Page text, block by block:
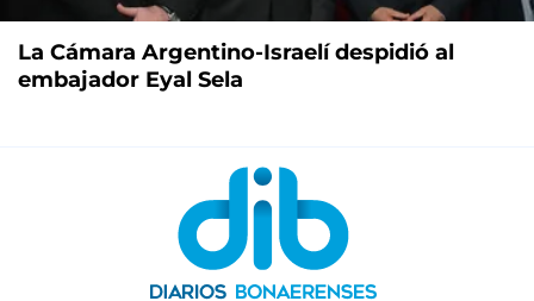
La Cámara Argentino-Israelí despidió al
embajador Eyal Sela